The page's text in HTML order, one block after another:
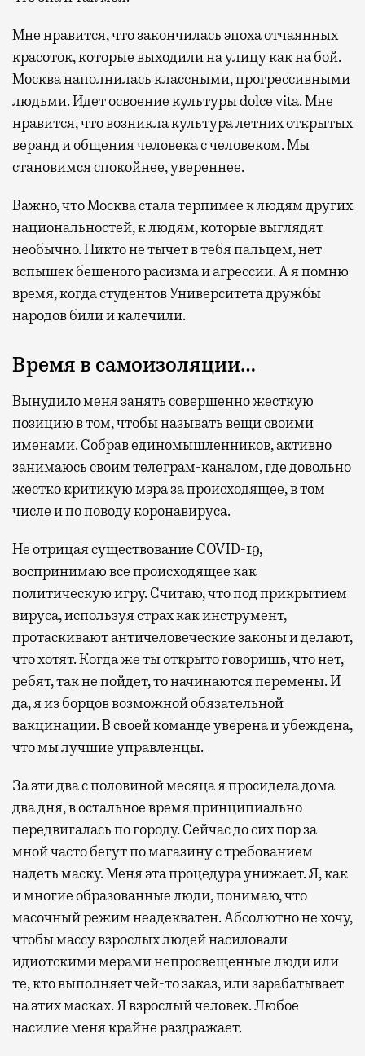
Мне нравится, что закончилась эпоха отчаянных
красоток, которые выходили на улицу как на бой.
Москва наполнилась классными, прогрессивными
людьми. Идет освоение культуры dolce vita. Мне
нравится, что возникла культура летних открытых
веранд и общения человека с человеком. Мы
становимся спокойнее, увереннее.
Важно, что Москва стала терпимее к людям других
национальностей, к людям, которые выглядят
необычно. Никто не тычет в тебя пальцем, нет
вспышек бешеного расизма и агрессии. А я помню
время, когда студентов Университета дружбы
народов били и калечили.
Время в самоизоляции…
Вынудило меня занять совершенно жесткую
позицию в том, чтобы называть вещи своими
именами. Собрав единомышленников, активно
занимаюсь своим телеграм-каналом, где довольно
жестко критикую мэра за происходящее, в том
числе и по поводу коронавируса.
Не отрицая существование COVID-19,
воспринимаю все происходящее как
политическую игру. Считаю, что под прикрытием
вируса, используя страх как инструмент,
протаскивают античеловеческие законы и делают,
что хотят. Когда же ты открыто говоришь, что нет,
ребят, так не пойдет, то начинаются перемены. И
да, я из борцов возможной обязательной
вакцинации. В своей команде уверена и убеждена,
что мы лучшие управленцы.
За эти два с половиной месяца я просидела дома
два дня, в остальное время принципиально
передвигалась по городу. Сейчас до сих пор за
мной часто бегут по магазину с требованием
надеть маску. Меня эта процедура унижает. Я, как
и многие образованные люди, понимаю, что
масочный режим неадекватен. Абсолютно не хочу,
чтобы массу взрослых людей насиловали
идиотскими мерами непросвещенные люди или
те, кто выполняет чей-то заказ, или зарабатывает
на этих масках. Я взрослый человек. Любое
насилие меня крайне раздражает.